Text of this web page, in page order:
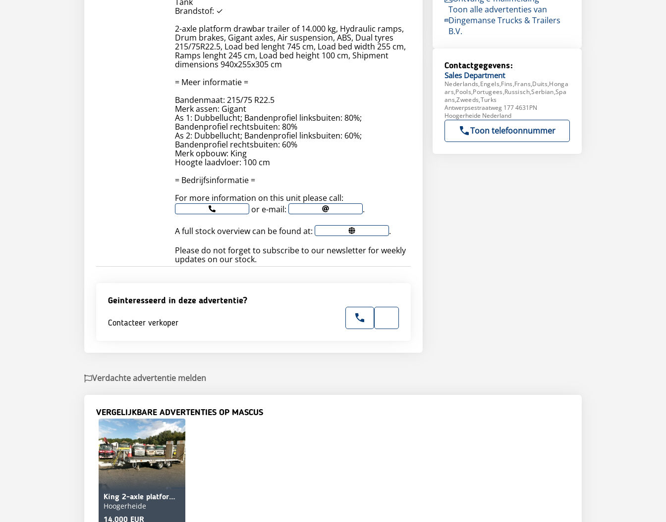
Brandstof: ✓
2-axle platform drawbar trailer of 14.000 kg, Hydraulic ramps,
Drum brakes, Gigant axles, Air suspension, ABS, Dual tyres
215/75R22.5, Load bed lenght 745 cm, Load bed width 255 cm,
Ramps lenght 245 cm, Load bed height 100 cm, Shipment
dimensions 940x255x305 cm
= Meer informatie =
Bandenmaat: 215/75 R22.5
Merk assen: Gigant
As 1: Dubbellucht; Bandenprofiel linksbuiten: 80%;
Bandenprofiel rechtsbuiten: 80%
As 2: Dubbellucht; Bandenprofiel linksbuiten: 60%;
Bandenprofiel rechtsbuiten: 60%
Merk opbouw: King
Hoogte laadvloer: 100 cm
= Bedrijfsinformatie =
For more information on this unit please call:
or e-mail:
.
A full stock overview can be found at:
.
Please do not forget to subscribe to our newsletter for weekly
updates on our stock.
Geinteresseerd in deze advertentie?
Contacteer verkoper
Toon alle advertenties van
Dingemanse Trucks & Trailers
B.V.
Contactgegevens:
Sales Department
Nederlands,Engels,Fins,Frans,Duits,Honga
ars,Pools,Portugees,Russisch,Serbian,Spa
ans,Zweeds,Turks
Antwerpsestraatweg 177 4631PN
Hoogerheide Nederland
Toon telefoonnummer
Verdachte advertentie melden
VERGELIJKBARE ADVERTENTIES OP MASCUS
King 2-axle platform drawbar trailer 14t + ramps
Hoogerheide
14,000 EUR